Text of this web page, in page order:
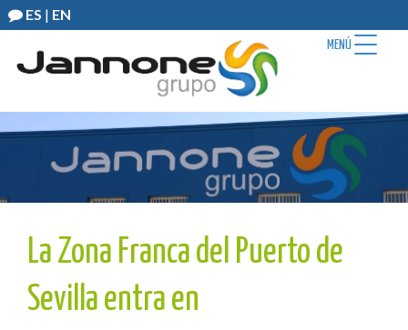
ES | EN
La Zona Franca del Puerto de
Sevilla entra en
MENÚ